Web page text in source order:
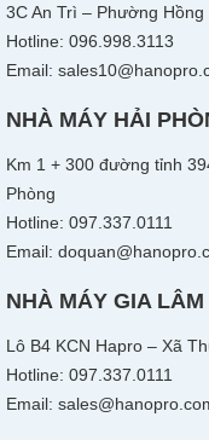
3C An Trì – Phường
Hotline: 096.998.3113
Email:
NHÀ MÁY HẢI
Km 1 + 300 đường tỉnh
Phòng
Hotline: 097.337.0111
Email:
NHÀ MÁY GIA LÂM
Lô B4 KCN Hapro – Xã
Hotline: 097.337.0111
Email: